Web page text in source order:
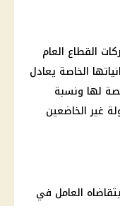
القطاع العام
الخاصة يعادل
لها ونسبة
غير الخاضعين
العامل في